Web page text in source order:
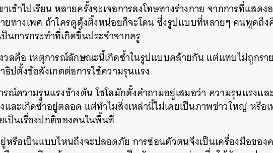
าเข้าไปเรียน หลายครั้งจะเจอการลงโทษทางร่างกาย จากการที่แสดง
ยทางเพศ ถ้าใครดูตุ้งติ้งหน่อยก็จะโดน ซึ่งรูปแบบที่หลายๆ คนพูดถึ
นการกระทำที่เกิดขึ้นประจำจากครู
วลคือ เหตุการณ์ลักษณะนี้เกิดซ้ำในรูปแบบคล้ายกัน แต่แทบไม่ถูกรา
ธิปตั้งข้อสังเกตต่อการใช้ความรุนแรง
รณ์ความรุนแรงข้างต้น โซโลมักตั้งคำถามอยู่เสมอว่า ความรุนแรงแ
และเกิดซ้ำอยู่ตลอด แต่ทำไมสิ่งเหล่านี้ไม่เคยเป็นภาพข่าวใหญ่ หรือ
ป็นเรื่องปกติของคนในพื้นที่
ยู่หรือเป็นแบบไหนถึงจะปลอดภัย การซ่อนตัวตนจึงเป็นเครื่องมือขอ